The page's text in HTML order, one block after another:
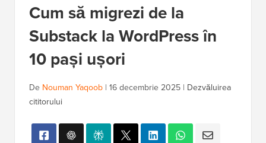
Cum să migrezi de la
Substack la WordPress în
10 pași ușori
De Nouman Yaqoob | 16 decembrie 2025 | Dezvăluirea
cititorului